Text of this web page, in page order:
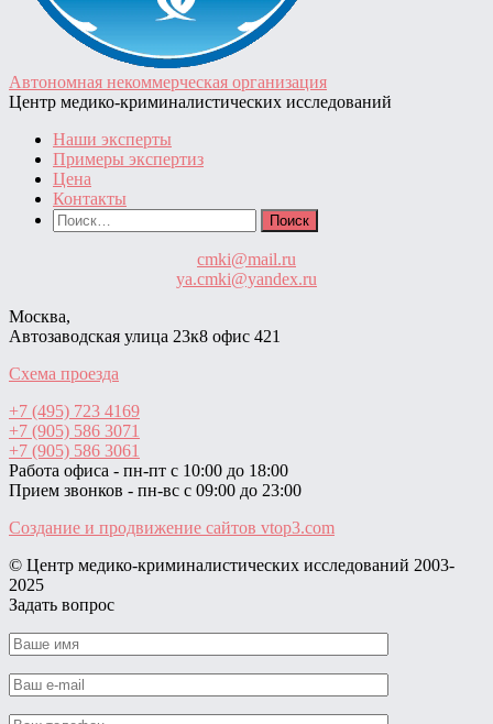
Автономная некоммерческая организация
Центр медико-криминалистических исследований
Наши эксперты
Примеры экспертиз
Цена
Контакты
Найти:
cmki@mail.ru
ya.cmki@yandex.ru
Москва,
Автозаводская улица 23к8 офис 421
Схема проезда
+7 (495) 723 4169
+7 (905) 586 3071
+7 (905) 586 3061
Работа офиса - пн-пт с 10:00 до 18:00
Прием звонков - пн-вс с 09:00 до 23:00
Создание и продвижение сайтов vtop3.com
© Центр медико-криминалистических исследований ‎2003-
2025
Задать вопрос